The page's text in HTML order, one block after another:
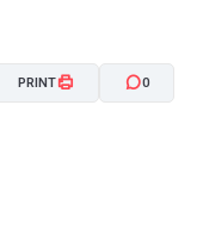
PRINT 0